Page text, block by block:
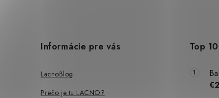
s
Informácie pre vás
LacnoBlog
Prečo je tu LACNO?
Top